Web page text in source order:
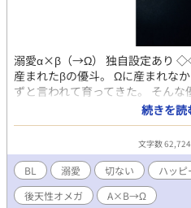
溺愛α×β（→Ω） 独自設定あり
産まれたβの優斗。 Ωに産まれな
ずと言われて育ってきた。 そん
ーポレーションの御曹司・αの如
は、幼い頃から母にΩになるよう
た。 しかし、優斗はΩになるこ
で良いと思っていた。 だが、樹
がれるようになってからΩになり
てダメ元で試した結果、βから後
らせると思っていたが……
続きを読
文字数 62,724
BL 溺愛 切ない ハッピ
後天性オメガ
A×B→Ω